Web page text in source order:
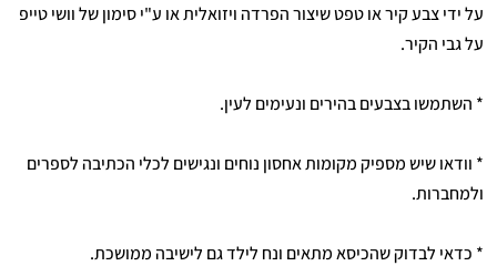
על ידי צבע קיר או טפט שיצור הפרדה ויזואלית או ע"י סימון של וושי טייפ
על גבי הקיר.
* השתמשו בצבעים בהירים ונעימים לעין.
* וודאו שיש מספיק מקומות אחסון נוחים ונגישים לכלי הכתיבה לספרים
ולמחברות.
* כדאי לבדוק שהכיסא מתאים ונח לילד גם לישיבה ממושכת.